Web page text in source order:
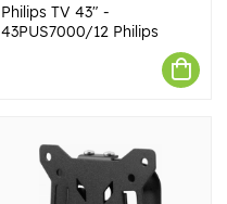
Philips TV 43" -
43PUS7000/12 Philips